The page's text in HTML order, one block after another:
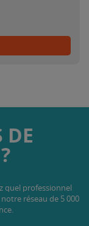
DE
quel professionnel
réseau de 5 000